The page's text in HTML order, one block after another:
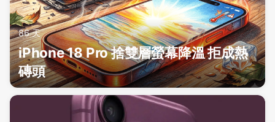
86 天
iPhone 18 Pro 捨雙層螢幕降溫 拒成熱
磚頭